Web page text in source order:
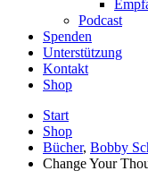
Podcast
Spenden
Unterstützung
Kontakt
Shop
Start
Shop
Bücher, Bobby
Change Your